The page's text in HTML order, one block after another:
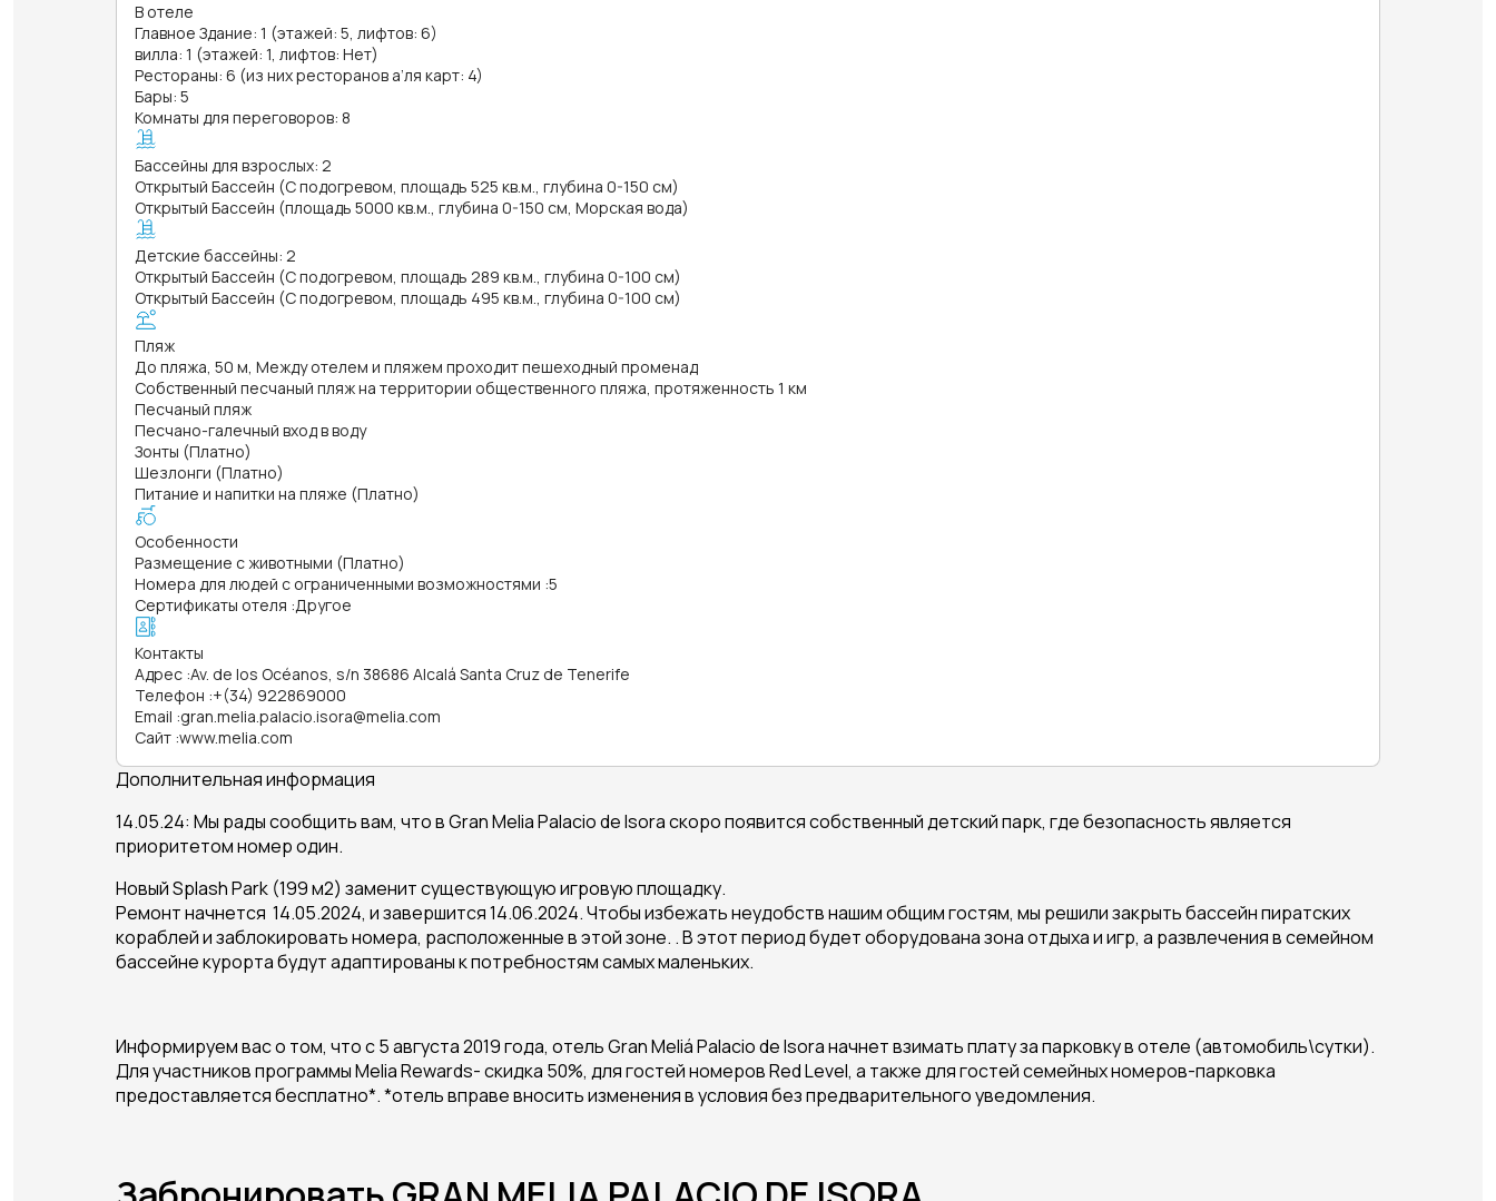
В отеле
Главное Здание: 1 (этажей: 5, лифтов: 6)
вилла: 1 (этажей: 1, лифтов: Нет)
Рестораны: 6 (из них ресторанов а’ля карт: 4)
Бары: 5
Комнаты для переговоров: 8
Бассейны для взрослых: 2
Открытый Бассейн (С подогревом, площадь 525 кв.м., глубина 0-150 см)
Открытый Бассейн (площадь 5000 кв.м., глубина 0-150 см, Морская вода)
Детские бассейны: 2
Открытый Бассейн (С подогревом, площадь 289 кв.м., глубина 0-100 см)
Открытый Бассейн (С подогревом, площадь 495 кв.м., глубина 0-100 см)
Пляж
До пляжа, 50 м, Между отелем и пляжем проходит пешеходный променад
Собственный песчаный пляж на территории общественного пляжа, протяженность 1 км
Песчаный пляж
Песчано-галечный вход в воду
Зонты (Платно)
Шезлонги (Платно)
Питание и напитки на пляже (Платно)
Особенности
Размещение с животными (Платно)
Номера для людей с ограниченными возможностями :5
Сертификаты отеля :Другое
Контакты
Адрес :Av. de los Océanos, s/n 38686 Alcalá Santa Cruz de Tenerife
Телефон :+(34) 922869000
Email :gran.melia.palacio.isora@melia.com
Сайт :www.melia.com
Дополнительная информация
14.05.24: Мы рады сообщить вам, что в Gran Melia Palacio de Isora скоро появится собственный детский парк, где безопасность является
приоритетом номер один.
Новый Splash Park (199 м2) заменит существующую игровую площадку.
Ремонт начнется 14.05.2024, и завершится 14.06.2024. Чтобы избежать неудобств нашим общим гостям, мы решили закрыть бассейн пиратских
кораблей и заблокировать номера, расположенные в этой зоне. . В этот период будет оборудована зона отдыха и игр, а развлечения в семейном
бассейне курорта будут адаптированы к потребностям самых маленьких.
Информируем вас о том, что с 5 августа 2019 года, отель Gran Meliá Palacio de Isora начнет взимать плату за парковку в отеле (автомобиль\сутки).
Для участников программы Melia Rewards- скидка 50%, для гостей номеров Red Level, а также для гостей семейных номеров-парковка
предоставляется бесплатно*. *отель вправе вносить изменения в условия без предварительного уведомления.